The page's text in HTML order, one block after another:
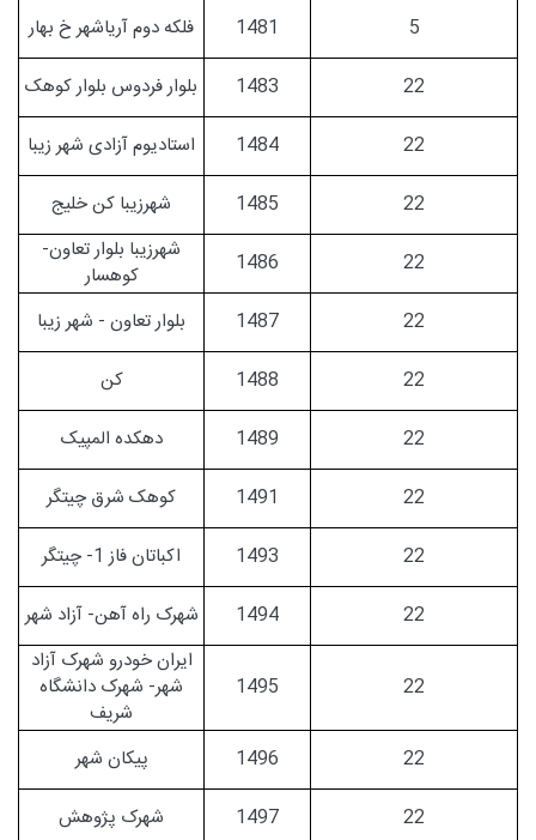
5
1481
فلکه دوم آریاشهر خ بهار
22
1483
بلوار فردوس بلوار کوهک
22
1484
استادیوم آزادی شهر زیبا
22
1485
شهرزیبا کن خلیج
22
1486
شهرزیبا بلوار تعاون-
کوهسار
22
1487
بلوار تعاون - شهر زیبا
22
1488
کن
22
1489
دهکده المپیک
22
1491
کوهک شرق چیتگر
22
1493
اکباتان فاز 1- چیتگر
22
1494 شهرک راه آهن- آزاد شهر
22
1495
ایران خودرو شهرک آزاد
شهر- شهرک دانشگاه
شریف
22
1496
پیکان شهر
22
1497
شهرک پژوهش